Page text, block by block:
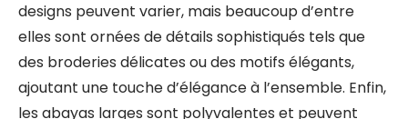
designs peuvent varier, mais beaucoup d’entre
elles sont ornées de détails sophistiqués tels que
des broderies délicates ou des motifs élégants,
ajoutant une touche d’élégance à l’ensemble. Enfin,
les abayas larges sont polyvalentes et peuvent